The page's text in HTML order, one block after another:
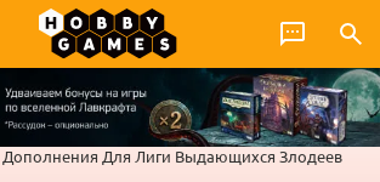
Дополнения Для Лиги Выдающихся Злодеев